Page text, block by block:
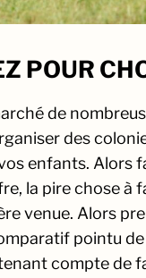
POUR
de
des
enfants. Alors
la pire chose à
venue. Alors
pointu
compte de